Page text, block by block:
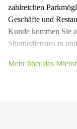
zahlreichen
Geschäfte und
Kunde kommen Sie
Shuttledienstes in
Mehr über das